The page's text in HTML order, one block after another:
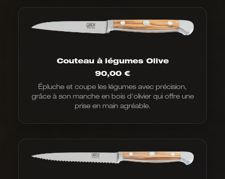
Couteau à légumes Olive
90,00 €
Épluche et coupe les légumes avec précision,
grâce à son manche en bois d'olivier qui offre une
prise en main agréable.